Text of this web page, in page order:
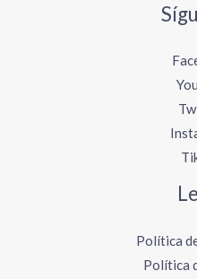
Política
Política